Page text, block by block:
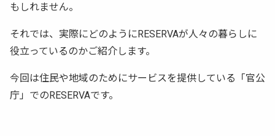
もしれません。
それでは、実際にどのようにRESERVAが人々の暮らしに
役立っているのかご紹介します。
今回は住民や地域のためにサービスを提供している「官公
庁」でのRESERVAです。